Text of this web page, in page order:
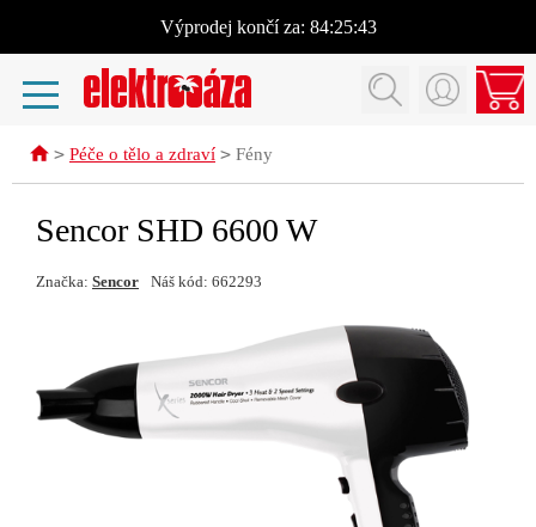
Výprodej končí za: 84:25:43
> Péče o tělo a zdraví > Fény
Sencor SHD 6600 W
Značka: Sencor Náš kód: 662293